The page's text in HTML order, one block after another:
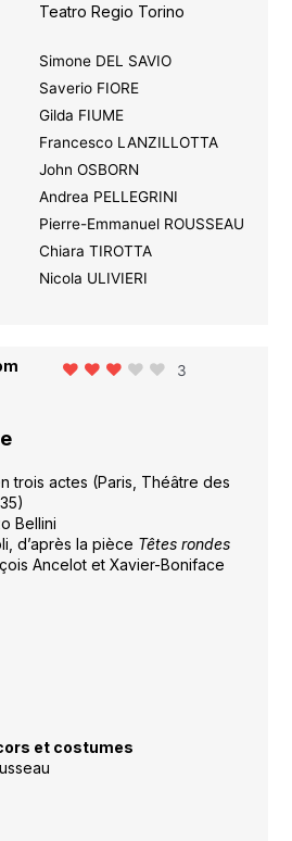
Teatro Regio Torino
Simone DEL SAVIO
Saverio FIORE
Gilda FIUME
Francesco LANZILLOTTA
John OSBORN
Andrea PELLEGRINI
Pierre-Emmanuel ROUSSEAU
Chiara TIROTTA
Nicola ULIVIERI
3
trois actes (Paris, Théâtre des
Bellini
d’après la pièce Têtes rondes
Ancelot et Xavier-Boniface
et costumes